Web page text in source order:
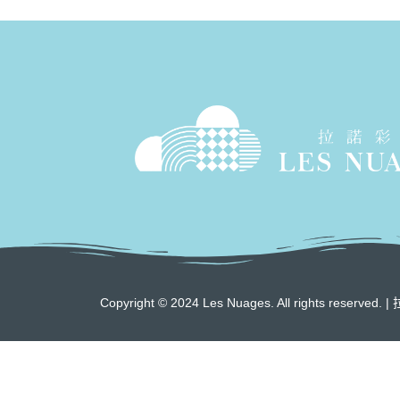
Copyright © 2024 Les Nuages. All rights reserved. |